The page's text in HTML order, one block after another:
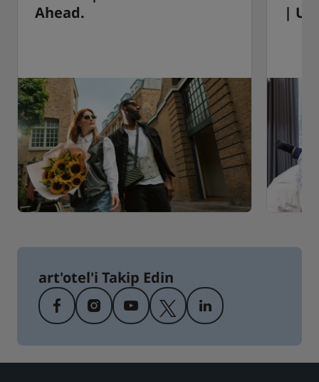
Ahead.
| UK
art'otel'i Takip Edin